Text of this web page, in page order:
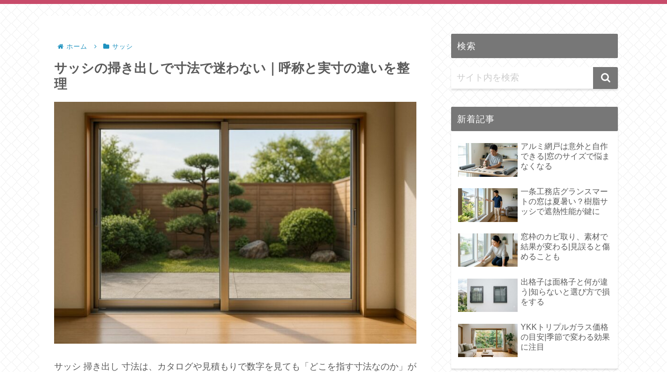
ホーム サッシ
サッシの掃き出しで寸法で迷わない｜呼称と実寸の違いを整
理
サッシ 掃き出し 寸法は、カタログや見積もりで数字を見ても「どこを指す寸法なのか」が
検索
新着記事
アルミ網戸は意外と自作
できる|窓のサイズで悩ま
なくなる
一条工務店グランスマー
トの窓は夏暑い？樹脂サ
ッシで遮熱性能が鍵に
窓枠のカビ取り、素材で
結果が変わる|見誤ると傷
めることも
出格子は面格子と何が違
う|知らないと選び方で損
をする
YKKトリプルガラス価格
の目安|季節で変わる効果
に注目